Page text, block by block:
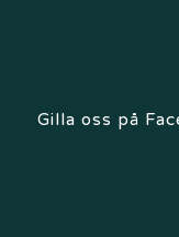
Gilla oss på